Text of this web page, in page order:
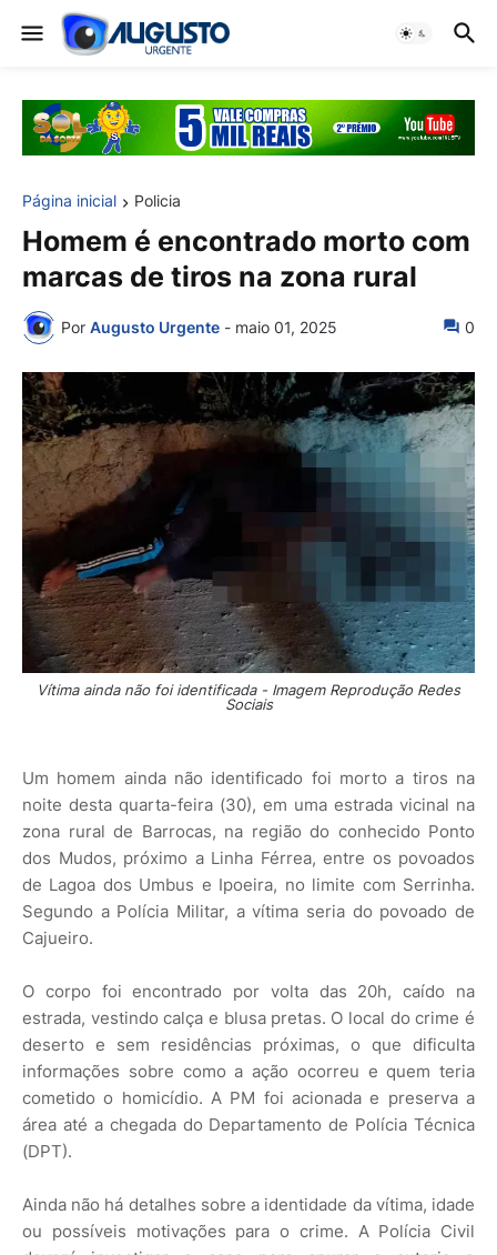
Página inicial Policia
Homem é encontrado morto com
marcas de tiros na zona rural
Por Augusto Urgente - maio 01, 2025 0
Vítima ainda não foi identificada - Imagem Reprodução Redes
Sociais
Um homem ainda não identificado foi morto a tiros na
noite desta quarta-feira (30), em uma estrada vicinal na
zona rural de Barrocas, na região do conhecido Ponto
dos Mudos, próximo a Linha Férrea, entre os povoados
de Lagoa dos Umbus e Ipoeira, no limite com Serrinha.
Segundo a Polícia Militar, a vítima seria do povoado de
Cajueiro.
O corpo foi encontrado por volta das 20h, caído na
estrada, vestindo calça e blusa pretas. O local do crime é
deserto e sem residências próximas, o que dificulta
informações sobre como a ação ocorreu e quem teria
cometido o homicídio. A PM foi acionada e preserva a
área até a chegada do Departamento de Polícia Técnica
(DPT).
Ainda não há detalhes sobre a identidade da vítima, idade
ou possíveis motivações para o crime. A Polícia Civil